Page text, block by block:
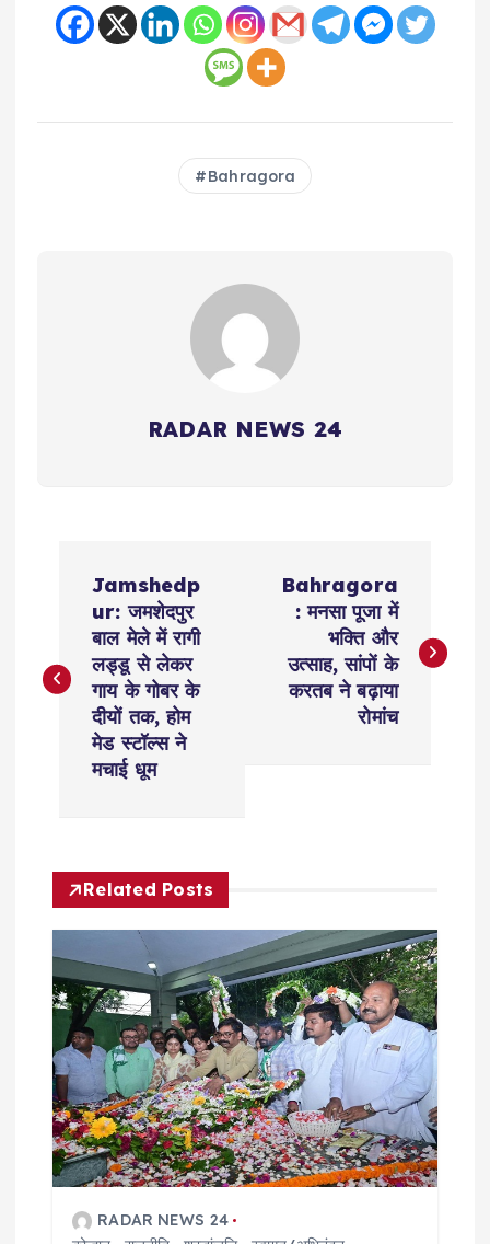
Bahragora
RADAR NEWS 24
s
v
g
a
t
Jamshedp
ur: जमशेदपुर
बाल मेले में रागी
लड्डू से लेकर
गाय के गोबर के
दीयों तक, होम
मेड स्टॉल्स ने
मचाई धूम
Bahragora
: मनसा पूजा में
भक्ति और
उत्साह, सांपों के
करतब ने बढ़ाया
रोमांच
Related Posts
RADAR NEWS 24